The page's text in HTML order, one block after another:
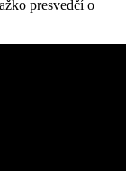
presvedčí o